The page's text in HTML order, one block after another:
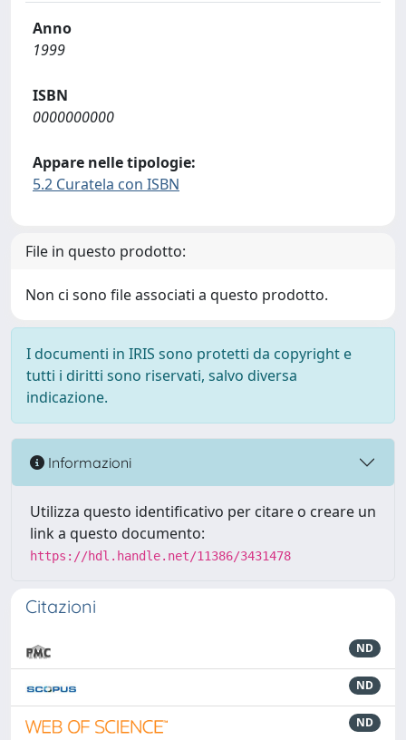
Anno
1999
ISBN
0000000000
Appare nelle tipologie:
5.2 Curatela con ISBN
File in questo prodotto:
Non ci sono file associati a questo prodotto.
I documenti in IRIS sono protetti da copyright e
tutti i diritti sono riservati, salvo diversa
indicazione.
Informazioni
Utilizza questo identificativo per citare o creare un
link a questo documento:
https://hdl.handle.net/11386/3431478
Citazioni
ND
ND
ND